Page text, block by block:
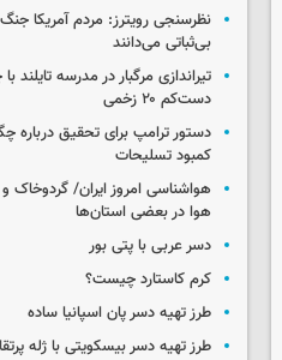
نظرسنجی رویترز: مردم آمریکا جنگ
بی‌ثباتی می‌دانند
تیراندازی مرگبار در مدرسه‌ تایلند
دست‌کم ۲۰ زخمی
دستور ترامپ برای تحقیق درباره
کمبود تسلیحات
هواشناسی امروز ایران/
هوا در بعضی استان‌ها
دسر عربی با پتی بور
کرم کاستارد چیست؟
طرز تهیه دسر پان اسپانیا ساده
طرز تهیه دسر بیسکویتی با ژله